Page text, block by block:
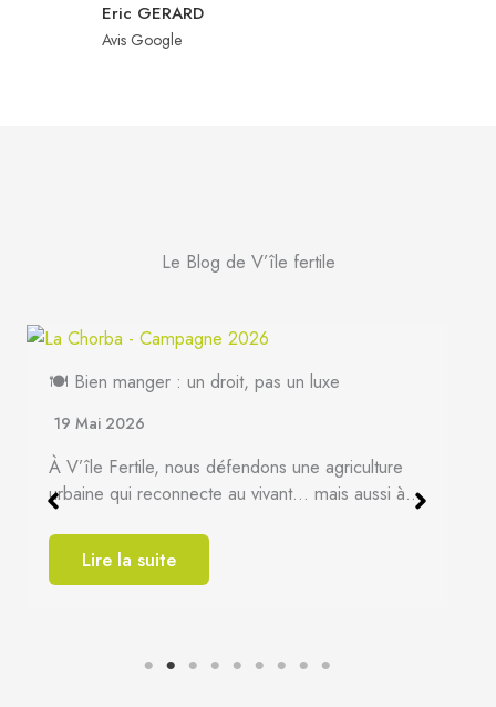
Eric GERARD
Avis Google
Le Blog de V’île fertile
aussi à…